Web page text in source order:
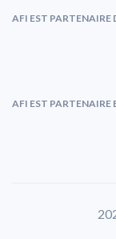
AFI EST PARTENAIRE
AFI EST PARTENAIRE